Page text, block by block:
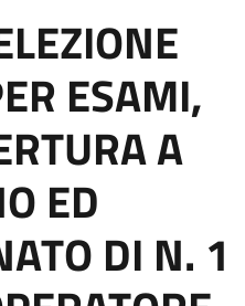
ESAMI,
A
ED
DI N. 1